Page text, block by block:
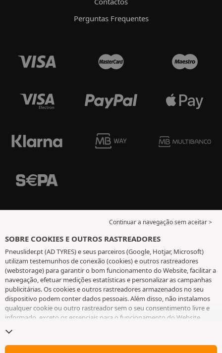
Perguntas Frequentes
Continuar a navegação sem aceitar >
SOBRE COOKIES E OUTROS RASTREADORES
Pneuslider.pt (AD TYRES) e seus parceiros (Google, Hotjar, Microsoft)
utilizam testemunhos de conexão (cookies) e outros rastreadores
(webstorage) para garantir o bom funcionamento do Website, facilitar a
navegação, efetuar medições estatísticas e personalizar as campanhas
publicitárias. Os cookies e outros rastreadores armazenados no seu
dispositivo podem conter dados pessoais. Além disso, não instalamos
qualquer cookie ou outro rastreador sem o seu consentimento livre e
informado, exceto os essenciais para o funcionamento do Website.
consentimento a qualquer momento, ao aceder à
outros rastreadores. Pode optar por continuar a navegar sem aceitar a